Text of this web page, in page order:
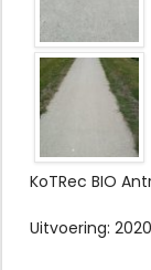
KoTRec BIO
Uitvoering: 2020